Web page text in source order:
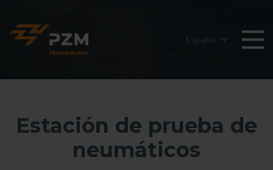
Estación de prueba de
neumáticos